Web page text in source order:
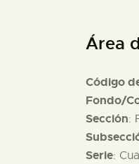
Área
Código
Fondo/
Sección:
Serie: